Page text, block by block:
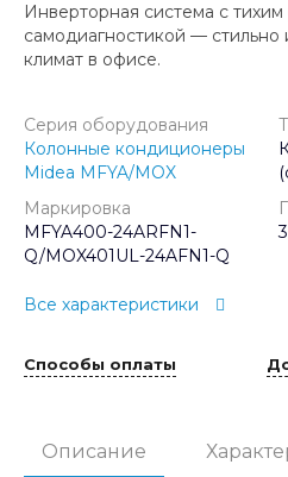
Инверторная система с
самодиагностикой — стильно
климат в офисе.
Серия оборудования
Колонные кондиционеры
Midea MFYA/MOX
Маркировка
MFYA400-24ARFN1-
Q/MOX401UL-24AFN1-Q
Все характеристики
Способы оплаты
Описание